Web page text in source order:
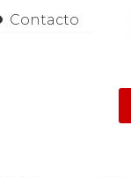
Contacto